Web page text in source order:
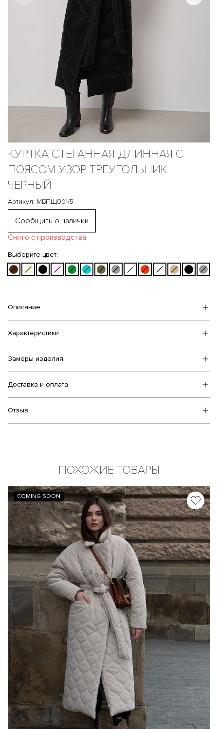
КУРТКА СТЕГАННАЯ ДЛИННАЯ С
ПОЯСОМ УЗОР ТРЕУГОЛЬНИК
ЧЕРНЫЙ
Артикул: МБПЩ001/5
Сообщить о наличии
Снято с производства
Выберите цвет:
Описание
Характеристики
Замеры изделия
Доставка и оплата
Отзыв
ПОХОЖИЕ ТОВАРЫ
COMING SOON